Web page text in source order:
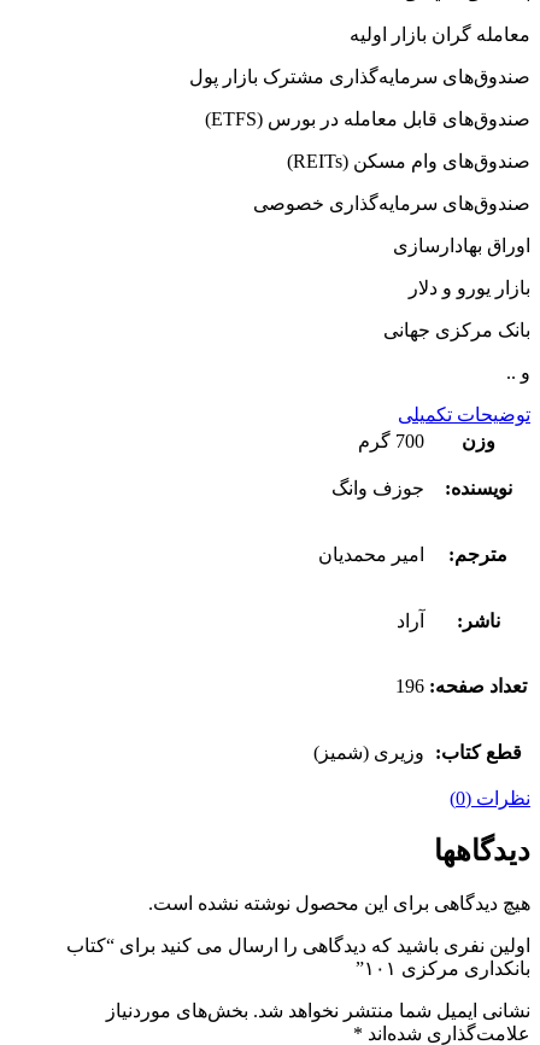
معامله گران بازار اولیه
صندوق‌های سرمایه‌گذاری مشترک بازار پول
صندوق‌های قابل معامله در بورس (ETFS)
صندوق‌های وام مسکن (REITs)
صندوق‌های سرمایه‌گذاری خصوصی
اوراق بهادارسازی
بازار یورو و دلار
بانک مرکزی جهانی
و ..
توضیحات تکمیلی
وزن
700 گرم
نویسنده: جوزف وانگ
مترجم: امیر محمدیان
ناشر: آراد
تعداد صفحه: 196
قطع کتاب: وزیری (شمیز)
نظرات (0)
دیدگاهها
هیچ دیدگاهی برای این محصول نوشته نشده است.
اولین نفری باشید که دیدگاهی را ارسال می کنید برای “کتاب
بانکداری مرکزی ۱۰۱”
نشانی ایمیل شما منتشر نخواهد شد. بخش‌های موردنیاز
علامت‌گذاری شده‌اند *